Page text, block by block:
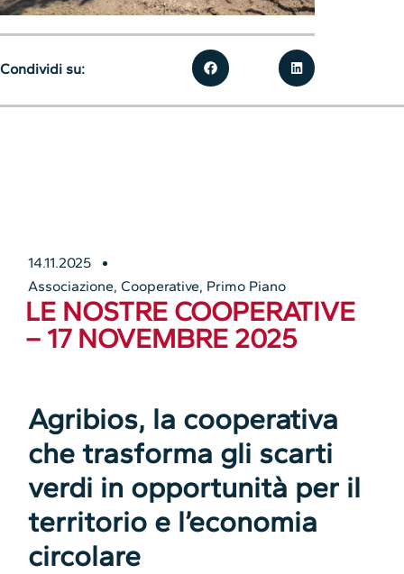
14.11.2025
Associazione,Cooperative, Primo Piano
LE NOSTRE COOPERATIVE
– 17 NOVEMBRE 2025
Agribios, la cooperativa
che trasforma gli scarti
verdi in opportunità per il
territorio e l’economia
circolare
Condividi su: